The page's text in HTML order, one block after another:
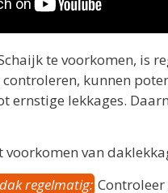
te voorkomen, is
kunnen
ernstige lekkages.
voorkomen van
regelmatig: